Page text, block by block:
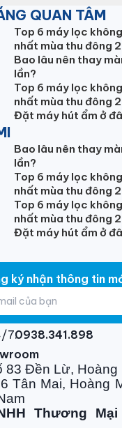
605
(dB) (cao/trung
(dB)
lạnh (mm)
nóng (mm)
lạnh (tịnh/cả
nóng (tịnh/cả
nối (lỏng/hơi) (mm)
(tối thiểu/tiêu
QUAN TÂM
Top 6 máy lọc
nhất mùa thu đông
Bao lâu nên thay
lần?
Top 6 máy lọc
nhất mùa thu đông
Đặt máy hút ẩm ở
Bao lâu nên thay
lần?
Top 6 máy lọc
nhất mùa thu đông
Top 6 máy lọc
nhất mùa thu đông
Đặt máy hút ẩm ở
ký nhận thông tin
7:0938.341.898
83 Đền Lừ, Hoàng
Tân Mai, Hoàng
Thương